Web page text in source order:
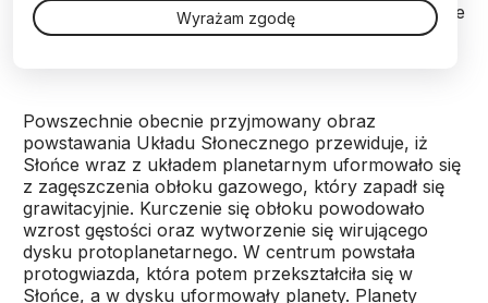
(Uniwersytet Monachijski). Związki z Polską ma także
druga osoba spośród grona autorów – prof. Gregor
Powszechnie obecnie przyjmowany obraz
powstawania Układu Słonecznego przewiduje, iż
Słońce wraz z układem planetarnym uformowało się
z zagęszczenia obłoku gazowego, który zapadł się
grawitacyjnie. Kurczenie się obłoku powodowało
wzrost gęstości oraz wytworzenie się wirującego
dysku protoplanetarnego. W centrum powstała
protogwiazda, która potem przekształciła się w
Słońce, a w dysku uformowały planety. Planety
Wyrażam zgodę